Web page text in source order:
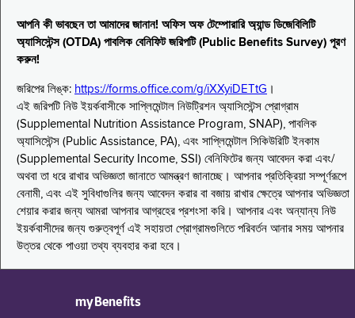
আপনি কী ভাবছেন তা আমাদের জানান! অফিস অফ টেম্পোরারি অ্যান্ড ডিজেবিলিটি
অ্যাসিস্টেন্স (OTDA) পাবলিক বেনিফিট জরিপটি (Public Benefits Survey) পূরণ
করুন!
জরিপের লিঙ্ক: https://forms.office.com/g/iXXyiDETtG ।
এই জরিপটি নিউ ইয়র্কবাসীকে সাপ্লিমেন্টাল নিউট্রিশন অ্যাসিস্টেন্স প্রোগ্রাম
(Supplemental Nutrition Assistance Program, SNAP), পাবলিক
অ্যাসিস্টেন্স (Public Assistance, PA), এবং সাপ্লিমেন্টাল সিকিউরিটি ইনকাম
(Supplemental Security Income, SSI) বেনিফিটের জন্য আবেদন করা এবং/
অথবা তা ধরে রাখার অভিজ্ঞতা জানাতে আমন্ত্রণ জানাচ্ছে। আপনার প্রতিক্রিয়া সম্পূর্ণরূপে
বেনামী, এবং এই সুবিধাগুলির জন্য আবেদন করার বা বজায় রাখার ক্ষেত্রে আপনার অভিজ্ঞতা
শেয়ার করার জন্য আমরা আপনার আগ্রহের প্রশংসা করি। আপনার এবং অন্যান্য নিউ
ইয়র্কবাসীদের জন্য গুরুত্বপূর্ণ এই সহায়তা প্রোগ্রামগুলিতে পরিবর্তন আনার সময় আপনার
উত্তর থেকে পাওয়া তথ্য ব্যবহার করা হবে।
myBenefits